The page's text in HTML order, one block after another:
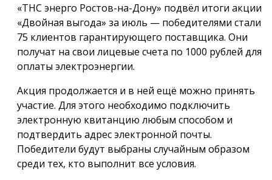
«ТНС энерго Ростов-на-Дону» подвёл итоги акции
«Двойная выгода» за июль — победителями стали
75 клиентов гарантирующего поставщика. Они
получат на свои лицевые счета по 1000 рублей для
оплаты электроэнергии.
Акция продолжается и в ней ещё можно принять
участие. Для этого необходимо подключить
электронную квитанцию любым способом и
подтвердить адрес электронной почты.
Победители будут выбраны случайным образом
среди тех, кто выполнит все условия.